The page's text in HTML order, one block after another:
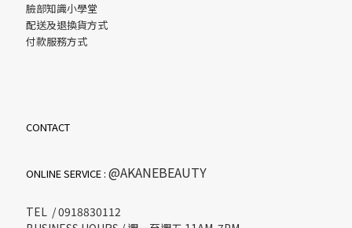
臉部知識小學堂
配送及退換貨方式
付款服務方式
CONTACT
ONLINE SERVICE : @AKANEBEAUTY
TEL / 0918830112